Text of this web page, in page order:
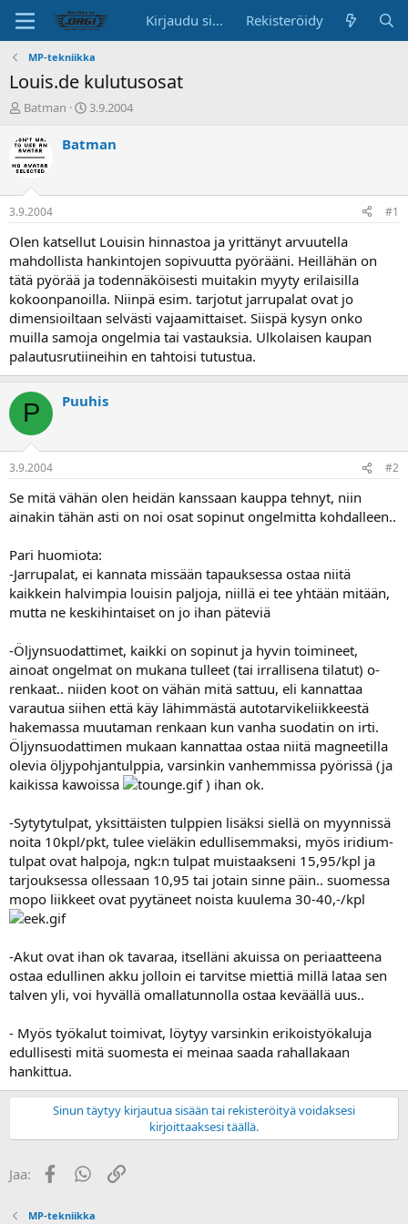
Kirjaudu sisään Rekisteröidy
MP-tekniikka
Louis.de kulutusosat
K
s
k
u
s
t
e
l
n
a
l
o
i
t
j
a
Batman
A
o
p
ä
i
v
ä
3.9.2004
Batman
3.9.2004 #1
Olen katsellut Louisin hinnastoa ja yrittänyt arvuutella
mahdollista hankintojen sopivuutta pyörääni. Heillähän on
tätä pyörää ja todennäköisesti muitakin myyty erilaisilla
kokoonpanoilla. Niinpä esim. tarjotut jarrupalat ovat jo
dimensioiltaan selvästi vajaamittaiset. Siispä kysyn onko
muilla samoja ongelmia tai vastauksia. Ulkolaisen kaupan
palautusrutiineihin en tahtoisi tutustua.
P Puuhis
3.9.2004 #2
Se mitä vähän olen heidän kanssaan kauppa tehnyt, niin
ainakin tähän asti on noi osat sopinut ongelmitta kohdalleen..
Pari huomiota:
-Jarrupalat, ei kannata missään tapauksessa ostaa niitä
kaikkein halvimpia louisin paljoja, niillä ei tee yhtään mitään,
mutta ne keskihintaiset on jo ihan päteviä
-Öljynsuodattimet, kaikki on sopinut ja hyvin toimineet,
ainoat ongelmat on mukana tulleet (tai irrallisena tilatut) o-
renkaat.. niiden koot on vähän mitä sattuu, eli kannattaa
varautua siihen että käy lähimmästä autotarvikeliikkeestä
hakemassa muutaman renkaan kun vanha suodatin on irti.
Öljynsuodattimen mukaan kannattaa ostaa niitä magneetilla
olevia öljypohjantulppia, varsinkin vanhemmissa pyörissä (ja
kaikissa kawoissa
) ihan ok.
-Sytytytulpat, yksittäisten tulppien lisäksi siellä on myynnissä
noita 10kpl/pkt, tulee vieläkin edullisemmaksi, myös iridium-
tulpat ovat halpoja, ngk:n tulpat muistaakseni 15,95/kpl ja
tarjouksessa ollessaan 10,95 tai jotain sinne päin.. suomessa
mopo liikkeet ovat pyytäneet noista kuulema 30-40,-/kpl
-Akut ovat ihan ok tavaraa, itselläni akuissa on periaatteena
ostaa edullinen akku jolloin ei tarvitse miettiä millä lataa sen
talven yli, voi hyvällä omallatunnolla ostaa keväällä uus..
- Myös työkalut toimivat, löytyy varsinkin erikoistyökaluja
edullisesti mitä suomesta ei meinaa saada rahallakaan
hankittua.
Sinun täytyy kirjautua sisään tai rekisteröityä voidaksesi
kirjoittaaksesi täällä.
Jaa: FacebookWhatsApp
Linkki
MP-tekniikka